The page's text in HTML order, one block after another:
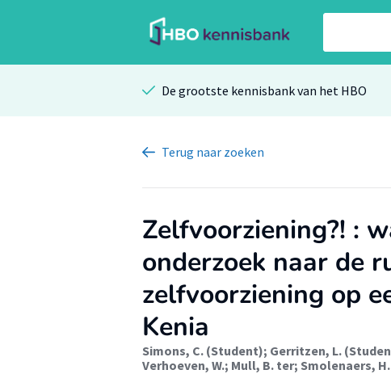
De grootste kennisbank van het HBO
Terug naar zoeken
Zelfvoorziening?! :
onderzoek naar de
zelfvoorziening op
Kenia
Simons, C. (Student); Gerritzen, L.
Verhoeven, W.; Mull, B. ter; Smolenaers, H.